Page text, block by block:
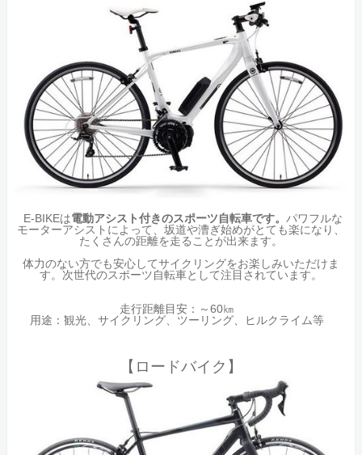
E-BIKEは電動アシスト付きのスポーツ自転車です。 パワフルな
モーターアシストによって、坂道や漕ぎ始めがとても楽になり、
たくさんの距離を走ることが出来ます。
体力のない方でも安心してサイクリングをお楽しみいただけま
す。次世代のスポーツ自転車として注目されています。
走行距離目安：～60㎞
用途：観光、サイクリング、ツーリング、ヒルクライム等
【ロードバイク】